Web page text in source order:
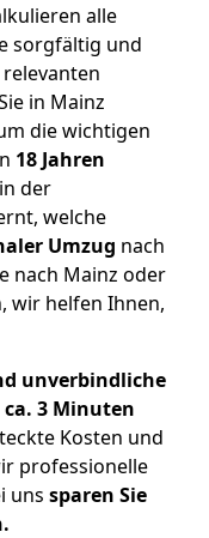
alle
sorgfältig und
in Mainz
die wichtigen
18 Jahren
der
welche
Umzug nach
nach Mainz oder
wir helfen Ihnen,
unverbindliche
ca. 3 Minuten
Kosten und
professionelle
uns sparen Sie